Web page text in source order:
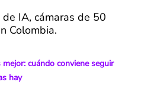
IA, cámaras de 50
Colombia.
cuándo conviene seguir
hay